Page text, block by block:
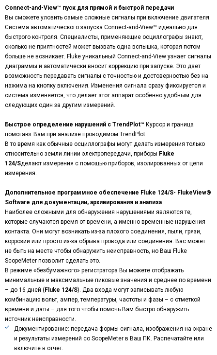
Connect-and-View™ пуск для прямой и быстрой передачи
Вы сможете уловить самые сложные сигналы при включение двигателя.
Система автоматического запуска Connect-and-View™ идеально для
быстрого контроля. Специалисты, применяющие осциллографы знают,
сколько не приятностей может вызвать одна вспышка, которая потом
больше не возникает. Fluke уникальный Connect-and-View узнает сигналы
диаграммы и автоматически вносит коррекцию при запуске. Это дает
возможность передавать сигналы с точностью и достоверностью без на
нажима на кнопку включения. Изменения сигнала сразу фиксируется и
система изменяется, что делает этот аппарат особенно удобным для
следующих один за другим измерений.
Быстрое определение нарушений с TrendPlot™ Курсор и граница
помогают Вам при анализе проводимом TrendPlot
В то время как обычные осциллографы могут делать измерения только
относительно земли линии электропередачи, приборы Fluke
124/Sделают измерения с помощью приборов, изолированных от цепи
измерения.
Дополнительное программное обеспечение Fluke 124/S- FlukeView®
Software для документации, архивирования и анализа
Наиболее сложными для обнаружения нарушениями являются те,
которые случаются время от времени, а именно временные нарушения
контакта. Они могут возникать из-за плохого соединения, пыли, грязи,
коррозии или просто из-за обрыва провода или соединения. Вас может
не быть на месте чтобы обнаружить неисправность, но Ваш Fluke
ScopeMeter позволит сделать это.
В режиме «безбумажного» регистратора Вы можете отображать
минимальные и максимальные пиковые значения и среднее по времени
– до 16 дней (Fluke 124/S). Два входа могут записывать любую
комбинацию вольт, ампер, температуры, частоты и фазы – с отметкой
времени и даты – для того чтобы помочь Вам быстро обнаружить
источник неисправности.
Документирование: передача формы сигнала, изображения на экране
и результаты измерений со ScopeMeter в Ваш ПК. Распечатайте или
включите в отчет.